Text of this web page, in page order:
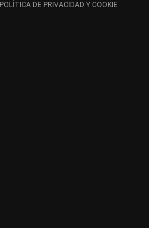
POLÍTICA DE PRIVACIDAD Y COOKIE